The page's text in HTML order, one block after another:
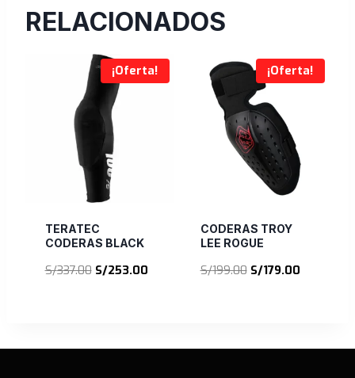
RELACIONADOS
¡Oferta!
TERATEC
CODERAS BLACK
S/337.00 El
S/253.00El
¡Oferta!
CODERAS TROY
LEE ROGUE
S/199.00 El
S/179.00El